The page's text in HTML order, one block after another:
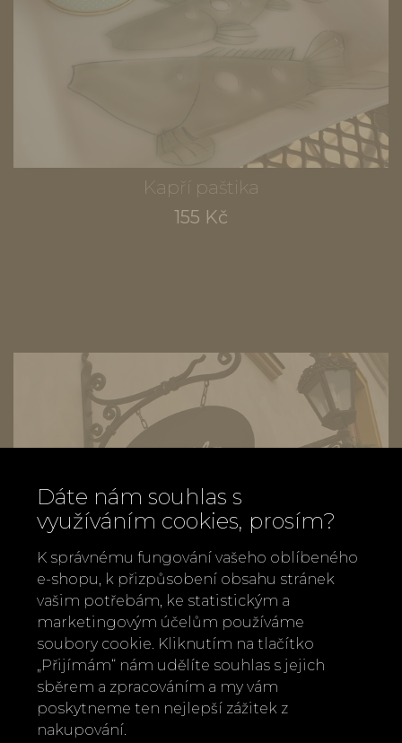
Kapří paštika
155 Kč
Zavolejte nám
+420 737 886 915
Napište nám
info@bylobylibo.cz
Dáte nám souhlas s
využíváním cookies, prosím?
K správnému fungování vašeho oblíbeného
e-shopu, k přizpůsobení obsahu stránek
vašim potřebám, ke statistickým a
marketingovým účelům používáme
soubory cookie. Kliknutím na tlačítko
„Přijímám“ nám udělíte souhlas s jejich
sběrem a zpracováním a my vám
poskytneme ten nejlepší zážitek z
nakupování.